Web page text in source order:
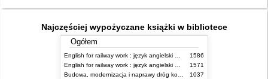
Najczęściej wypożyczane książki w bibliotece
Ogółem
1586
1571
1037